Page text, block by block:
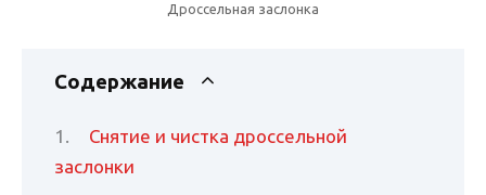
Дроссельная заслонка
Содержание
Снятие и чистка дроссельной
заслонки